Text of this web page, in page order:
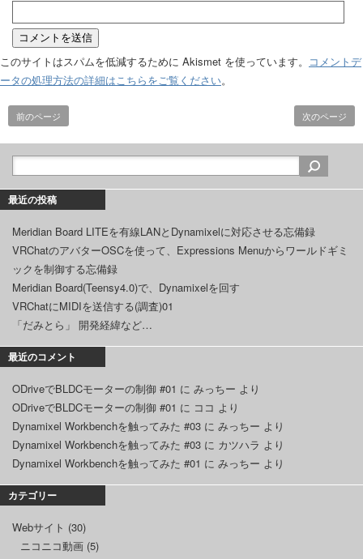
このサイトはスパムを低減するために Akismet を使っています。 コメントデ
ータの処理方法の詳細はこちらをご覧ください。
前のページ 次のページ
最近の投稿
Meridian Board LITEを有線LANとDynamixelに対応させる忘備録
VRChatのアバターOSCを使って、Expressions Menuからワールドギミ
ックを制御する忘備録
Meridian Board(Teensy4.0)で、Dynamixelを回す
VRChatにMIDIを送信する(調査)01
「だみとら」 開発経緯など…
最近のコメント
ODriveでBLDCモーターの制御 #01 に みっちー より
ODriveでBLDCモーターの制御 #01 に ココ より
Dynamixel Workbenchを触ってみた #03 に みっちー より
Dynamixel Workbenchを触ってみた #03 に カツハラ より
Dynamixel Workbenchを触ってみた #01 に みっちー より
カテゴリー
Webサイト (30)
ニコニコ動画 (5)